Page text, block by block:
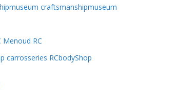
craftsmanshipmuseum
Menoud RC
RCbodyShop